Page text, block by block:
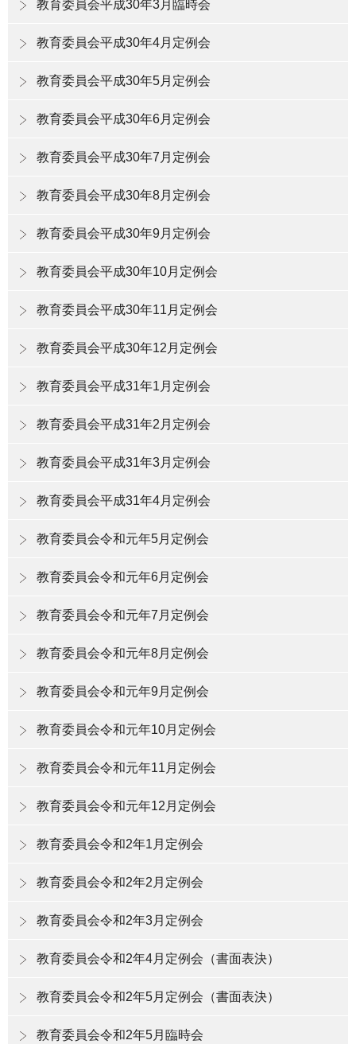
教育委員会平成30年3月臨時会
教育委員会平成30年4月定例会
教育委員会平成30年5月定例会
教育委員会平成30年6月定例会
教育委員会平成30年7月定例会
教育委員会平成30年8月定例会
教育委員会平成30年9月定例会
教育委員会平成30年10月定例会
教育委員会平成30年11月定例会
教育委員会平成30年12月定例会
教育委員会平成31年1月定例会
教育委員会平成31年2月定例会
教育委員会平成31年3月定例会
教育委員会平成31年4月定例会
教育委員会令和元年5月定例会
教育委員会令和元年6月定例会
教育委員会令和元年7月定例会
教育委員会令和元年8月定例会
教育委員会令和元年9月定例会
教育委員会令和元年10月定例会
教育委員会令和元年11月定例会
教育委員会令和元年12月定例会
教育委員会令和2年1月定例会
教育委員会令和2年2月定例会
教育委員会令和2年3月定例会
教育委員会令和2年4月定例会（書面表決）
教育委員会令和2年5月定例会（書面表決）
教育委員会令和2年5月臨時会